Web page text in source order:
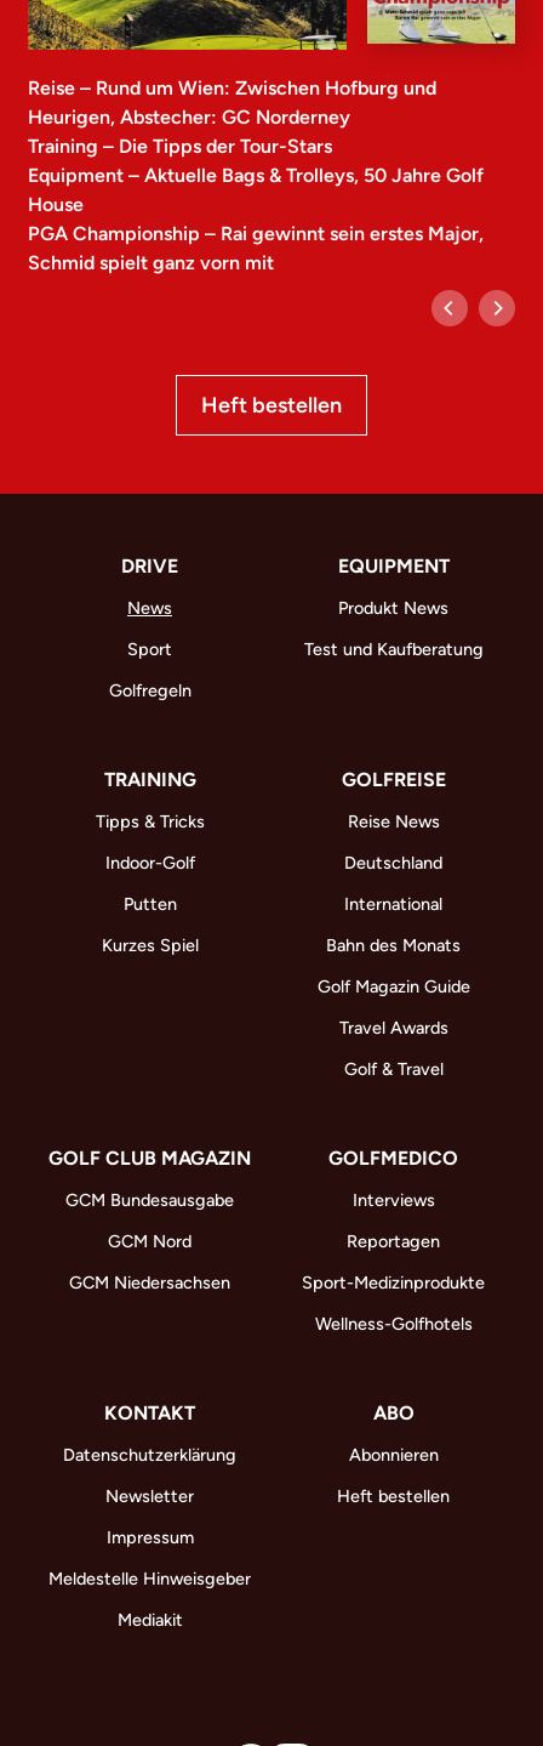
Reise – Rund um Wien: Zwischen Hofburg und
Heurigen, Abstecher: GC Norderney
Training – Die Tipps der Tour-Stars
Equipment – Aktuelle Bags & Trolleys, 50 Jahre Golf
House
PGA Championship – Rai gewinnt sein erstes Major,
Schmid spielt ganz vorn mit
Heft bestellen
DRIVE
News
Sport
Golfregeln
EQUIPMENT
Produkt News
Test und Kaufberatung
TRAINING
Tipps & Tricks
Indoor-Golf
Putten
Kurzes Spiel
GOLFREISE
Reise News
Deutschland
International
Bahn des Monats
Golf Magazin Guide
Travel Awards
Golf & Travel
GOLF CLUB MAGAZIN
GCM Bundesausgabe
GCM Nord
GCM Niedersachsen
GOLFMEDICO
Interviews
Reportagen
Sport-Medizinprodukte
Wellness-Golfhotels
KONTAKT
Datenschutzerklärung
Newsletter
Impressum
Meldestelle Hinweisgeber
Mediakit
ABO
Abonnieren
Heft bestellen